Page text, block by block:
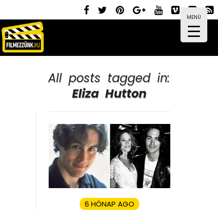
MENÜ
All posts tagged in:
Eliza Hutton
6 HÓNAP AGO